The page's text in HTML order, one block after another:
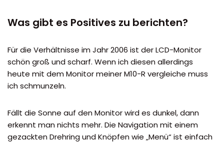
Was gibt es Positives zu berichten?
Für die Verhältnisse im Jahr 2006 ist der LCD-Monitor
schön groß und scharf. Wenn ich diesen allerdings
heute mit dem Monitor meiner M10-R vergleiche muss
ich schmunzeln.
Fällt die Sonne auf den Monitor wird es dunkel, dann
erkennt man nichts mehr. Die Navigation mit einem
gezackten Drehring und Knöpfen wie „Menü“ ist einfach